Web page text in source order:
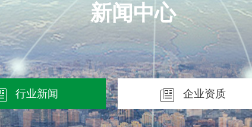
新闻中心
行业新闻 企业资质